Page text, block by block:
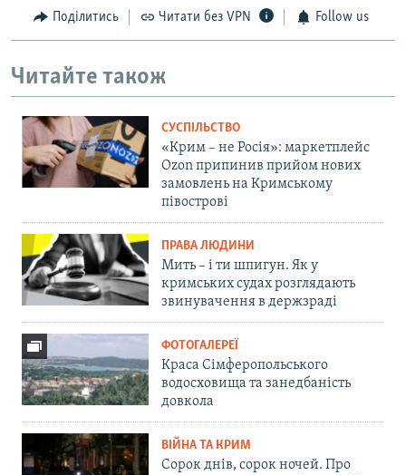
Поділитись Читати без VPN Follow us
Читайте також
СУСПІЛЬСТВО
«Крим – не Росія»: маркетплейс
Ozon припинив прийом нових
замовлень на Кримському
півострові
ПРАВА ЛЮДИНИ
Мить – і ти шпигун. Як у
кримських судах розглядають
звинувачення в держзраді
ФОТОГАЛЕРЕЇ
Краса Сімферопольського
водосховища та занедбаність
довкола
ВІЙНА ТА КРИМ
Сорок днів, сорок ночей. Про